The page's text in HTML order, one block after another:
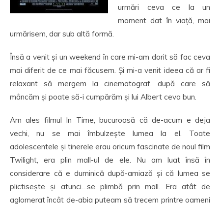
urmări ceva ce la un
moment dat în viață, mai
urmărisem, dar sub altă formă.
Însă a venit și un weekend în care mi-am dorit să fac ceva
mai diferit de ce mai făcusem. Și mi-a venit ideea că ar fi
relaxant să mergem la cinematograf, după care să
mâncăm și poate să-i cumpărăm și lui Albert ceva bun.
Am ales filmul In Time, bucuroasă că de-acum e deja
vechi, nu se mai îmbulzește lumea la el. Toate
adolescentele și tinerele erau oricum fascinate de noul film
Twilight, era plin mall-ul de ele. Nu am luat însă în
considerare că e duminică după-amiază și că lumea se
plictisește și atunci…se plimbă prin mall. Era atât de
aglomerat încât de-abia puteam să trecem printre oameni